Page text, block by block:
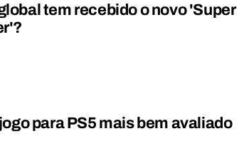
tem recebido o novo 'Super
para PS5 mais bem avaliado